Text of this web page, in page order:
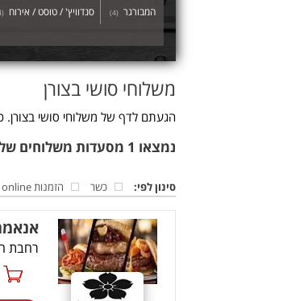
המבורגר (
4
) סנדוויץ' / טוסט / אירוח (
משלוחי סושי בצורן
הגעתם לדף של משלוחי סושי בצורן.
נמצאו 1 מסעדות משלוחים של סושי בצורן
סינון לפי: כשר הזמנות online
רחבת הבנים 1,